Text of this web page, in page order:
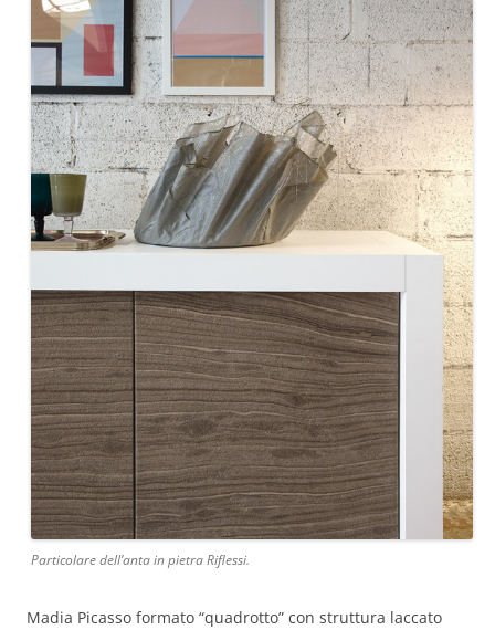
Particolare dell’anta in pietra Riflessi.
Madia Picasso formato “quadrotto” con struttura laccato